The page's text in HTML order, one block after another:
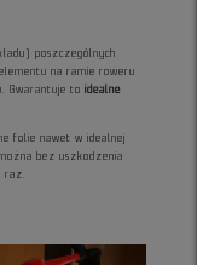
poszczególnych
na ramie roweru
Gwarantuje toidealne
folie nawet w idealnej
bez uszkodzenia
raz.